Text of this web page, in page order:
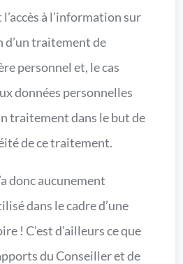
à l’information sur
d’un traitement de
personnel et, le cas
données personnelles
traitement dans le but de
de ce traitement.
donc aucunement
dans le cadre d’une
! C’est d’ailleurs ce que
du Conseiller et de